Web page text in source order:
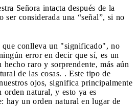
Señora intacta después de la
ser considerada una “señal”, si no
conlleva un "significado", no
error en decir que sí, es un
raro y sorprendente, más aún
de las cosas. . Este tipo de
ojos, significa principalmente
orden natural, y esto ya es
hay un orden natural en lugar de